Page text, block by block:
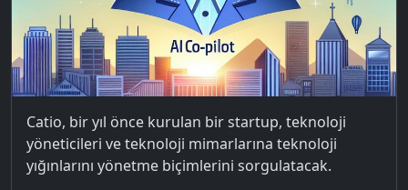
Catio, bir yıl önce kurulan bir startup, teknoloji
yöneticileri ve teknoloji mimarlarına teknoloji
yığınlarını yönetme biçimlerini sorgulatacak.